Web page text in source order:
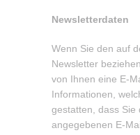
Newsletterdaten
Wenn Sie den auf
Newsletter
von Ihnen eine E-
Informationen,
gestatten, dass Sie
angegebenen E-